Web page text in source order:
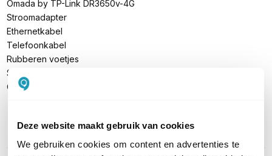
Deze website maakt gebruik van cookies
We gebruiken cookies om content en advertenties te
Omada by TP-Link DR3650v-4G
Stroomadapter
Ethernetkabel
Telefoonkabel
Rubberen voetjes
SIM-uitwerp tool
Quick Installation Guide